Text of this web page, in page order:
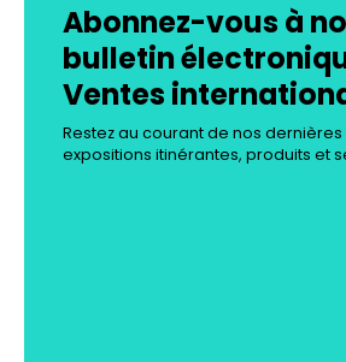
Abonnez-vous à
bulletin
Ventes
Restez au courant de nos dernières
expositions itinérantes, produits et